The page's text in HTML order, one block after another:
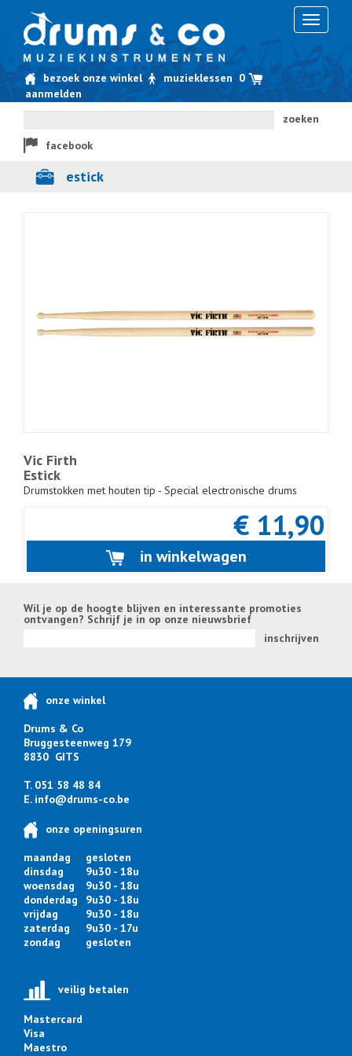
Toggle
bezoek onze winkel muzieklessen 0
aanmelden
zoeken
facebook
estick
Vic Firth
Estick
Drumstokken met houten tip - Special electronische drums
€ 11,90
in winkelwagen
Wil je op de hoogte blijven en interessante promoties
ontvangen? Schrijf je in op onze nieuwsbrief
inschrijven
onze winkel
Drums & Co
Bruggesteenweg 179
8830 GITS
T. 051 58 48 84
E. info@drums-co.be
onze openingsuren
maandag
gesloten
dinsdag
9u30 - 18u
woensdag
9u30 - 18u
donderdag
9u30 - 18u
vrijdag
9u30 - 18u
zaterdag
9u30 - 17u
zondag
gesloten
veilig betalen
Mastercard
Visa
Maestro